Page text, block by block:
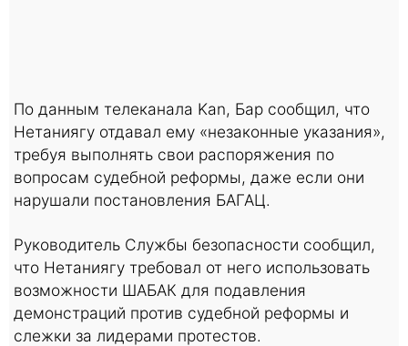
По данным телеканала Kan, Бар сообщил, что
Нетаниягу отдавал ему «незаконные указания»,
требуя выполнять свои распоряжения по
вопросам судебной реформы, даже если они
нарушали постановления БАГАЦ.
Руководитель Службы безопасности сообщил,
что Нетаниягу требовал от него использовать
возможности ШАБАК для подавления
демонстраций против судебной реформы и
слежки за лидерами протестов.